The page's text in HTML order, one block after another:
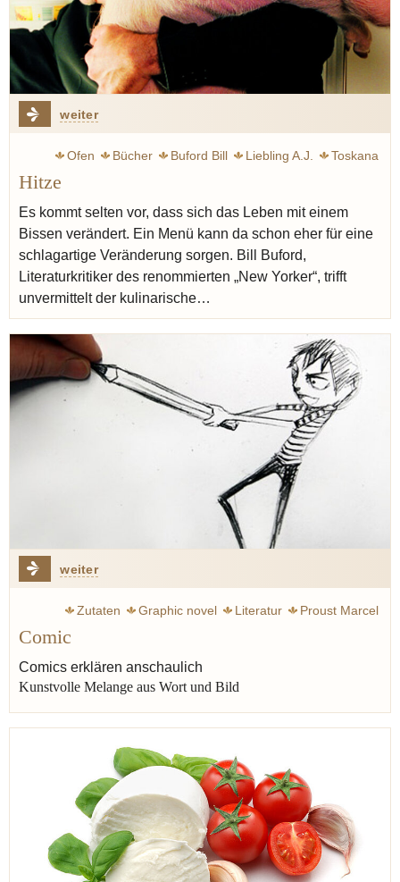
weiter
Ofen Bücher Buford Bill Liebling A.J.
Toskana
New Yorker
Brillat-Savarin Jean Anthelme
Hitze
Es kommt selten vor, dass sich das Leben mit einem
Bissen verändert. Ein Menü kann da schon eher für eine
schlagartige Veränderung sorgen. Bill Buford,
Literaturkritiker des renommierten „New Yorker“, trifft
unvermittelt der kulinarische…
weiter
Zutaten Graphic novel Literatur
Proust Marcel
Comic
Comics erklären anschaulich
Kunstvolle Melange aus Wort und Bild